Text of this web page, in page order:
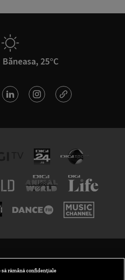
25°C
să rămână confidențiale